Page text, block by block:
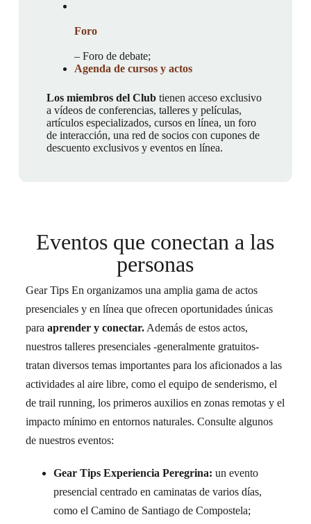
Foro
– Foro de debate;
Agenda de cursos y actos
Los miembros del Clubtienen acceso exclusivo
a vídeos de conferencias, talleres y películas,
artículos especializados, cursos en línea, un foro
de interacción, una red de socios con cupones de
descuento exclusivos y eventos en línea.
Eventos que conectan a las
personas
Gear Tips En organizamos una amplia gama de actos
presenciales y en línea que ofrecen oportunidades únicas
para aprender y conectar.Además de estos actos,
nuestros talleres presenciales -generalmente gratuitos-
tratan diversos temas importantes para los aficionados a las
actividades al aire libre, como el equipo de senderismo, el
de trail running, los primeros auxilios en zonas remotas y el
impacto mínimo en entornos naturales. Consulte algunos
de nuestros eventos:
Gear Tips Experiencia Peregrina: un evento
presencial centrado en caminatas de varios días,
como el Camino de Santiago de Compostela;